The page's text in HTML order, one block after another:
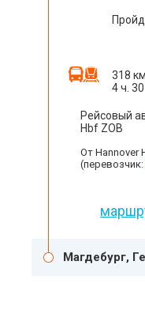
318 км
4 ч.
Рейсовый
Hbf ZOB
От Hannover
(перевозчик:
Магдебург,